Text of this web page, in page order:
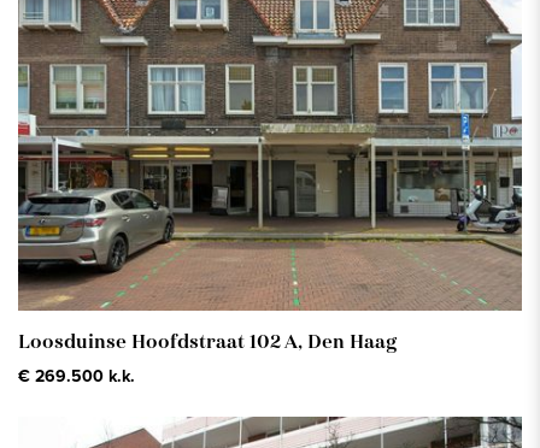
Loosduinse Hoofdstraat 102 A, Den Haag
€ 269.500 k.k.